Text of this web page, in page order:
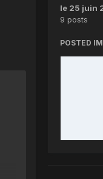
le 25 juin
9 posts
POSTED